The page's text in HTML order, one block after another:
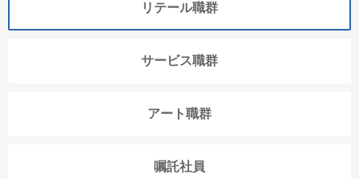
リテール職群
サービス職群
アート職群
嘱託社員